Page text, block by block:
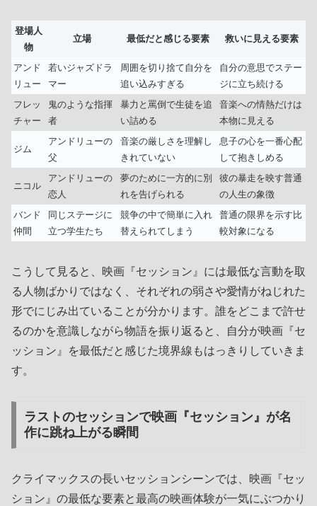
登場人
物
立場 最低だと感じる要素 救いに見える要素
アンド
リュー
若いジャズドラ
マー
周囲を切り捨て自分を
追い込みすぎる
自分の意思でステー
ジに立ち続ける
フレッ
チャー
鬼のような指揮
者
暴力と罵倒で生徒を追
い詰める
音楽への情熱だけは
本物に見える
ジム
アンドリューの
父
音楽の厳しさを理解し
きれていない
息子の心を一番心配
して抱きしめる
ニコル
アンドリューの
恋人
夢のために一方的に別
れを告げられる
彼の暴走を映す普通
の人生の象徴
バンド
仲間
同じステージに
立つ学生たち
競争の中で簡単に入れ
替えられてしまう
普通の限界を示す比
較対象になる
こうして見ると、映画『セッション』には最低な言動を取
る人物ばかりではなく、それぞれの弱さや愛情がねじれた
形でにじみ出ていることが分かります。誰をどこまで許せ
るのかを意識しながら物語を振り返ると、自分が映画『セ
ッション』を最低だと感じた境界線もはっきりしていきま
す。
ラストのセッションで映画『セッション』が名
作に跳ね上がる瞬間
クライマックスの長いセッションシーンでは、映画『セッ
ション』の最低な要素と最高の映画体験が一気にぶつかり